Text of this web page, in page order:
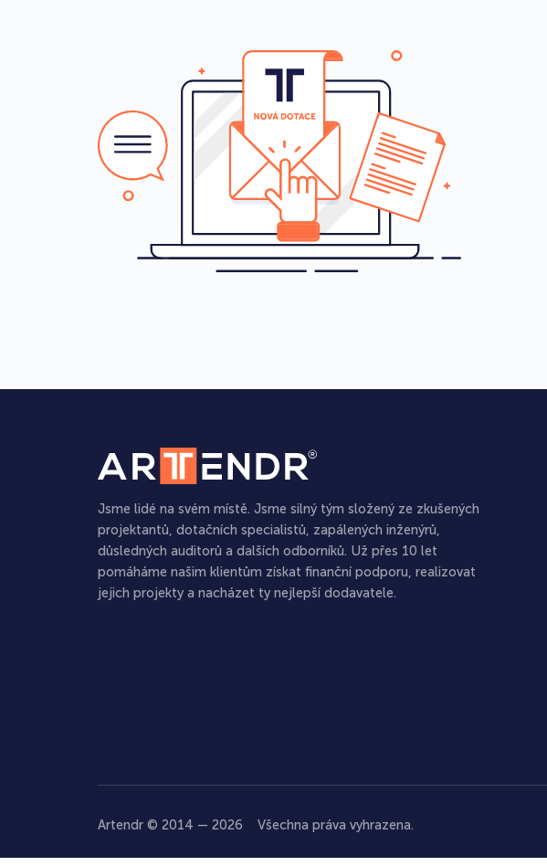
Jsme lidé na svém místě. Jsme silný tým složený ze zkušených
projektantů, dotačních specialistů, zapálených inženýrů,
důsledných auditorů a dalších odborníků. Už přes 10 let
pomáháme našim klientům získat finanční podporu, realizovat
jejich projekty a nacházet ty nejlepší dodavatele.
Artendr © 2014 — 2026 Všechna práva vyhrazena.